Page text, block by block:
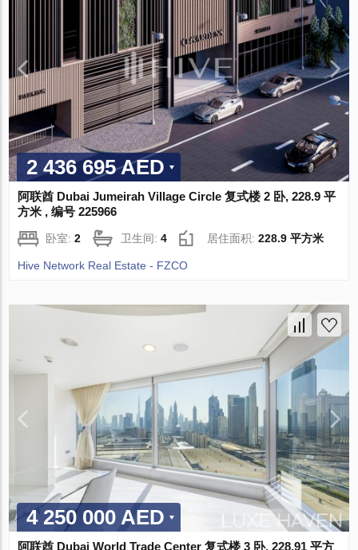
2 436 695 AED
阿联酋 Dubai Jumeirah Village Circle 复式楼 2 卧, 228.9 平
方米 , 编号 225966
卧室:2 卫生间:4 居住面积:228.9 平方米
Hive Network Real Estate - FZCO
4 250 000 AED
阿联酋 Dubai World Trade Center 复式楼 3 卧, 228.91 平方